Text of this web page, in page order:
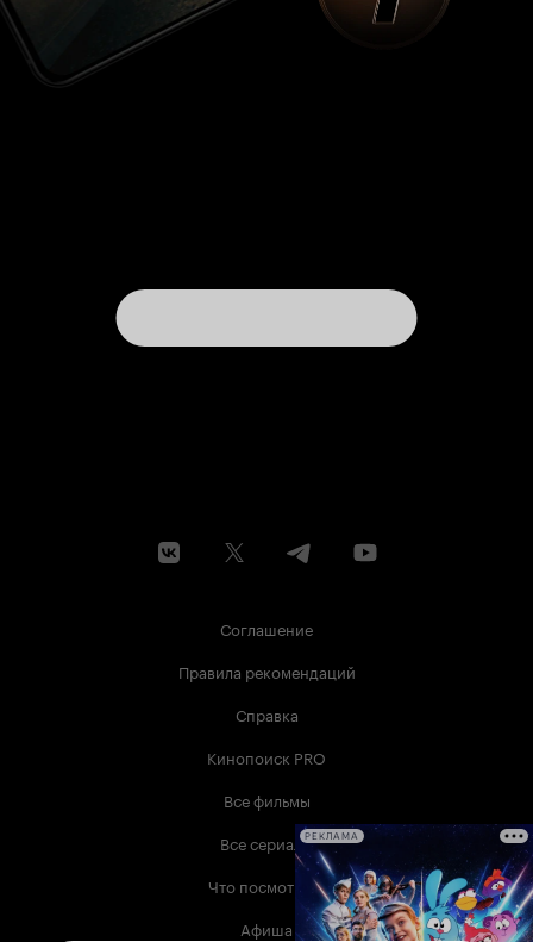
Соглашение
Правила рекомендаций
Справка
Кинопоиск PRO
Все фильмы
Все сериалы
Что посмотреть
Афиша
РЕКЛАМА